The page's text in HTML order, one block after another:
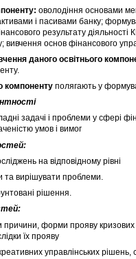
оволодіння основами
і пасивами банку;
результату
вивчення основ фінансового
даного освітнього
компоненту полягають у
задачі і проблеми у сфері
умов і вимог
на відповідному рівні
та вирішувати проблеми.
рішення.
причини, форми прояву
їх прояву
управлінських